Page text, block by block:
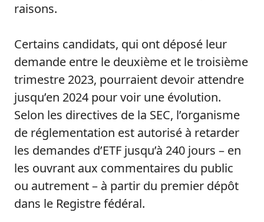
raisons.
Certains candidats, qui ont déposé leur
demande entre le deuxième et le troisième
trimestre 2023, pourraient devoir attendre
jusqu’en 2024 pour voir une évolution.
Selon les directives de la SEC, l’organisme
de réglementation est autorisé à retarder
les demandes d’ETF jusqu’à 240 jours – en
les ouvrant aux commentaires du public
ou autrement – à partir du premier dépôt
dans le Registre fédéral.